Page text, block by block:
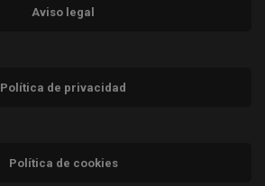
Aviso legal
Política de privacidad
Política de cookies